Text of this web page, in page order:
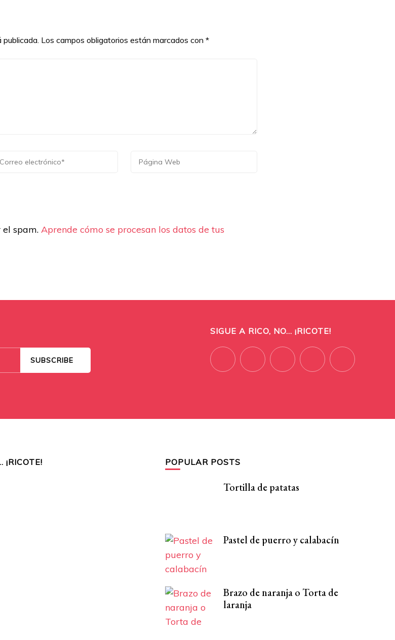
publicada. Los campos obligatorios están marcados con *
spam. Aprende cómo se procesan los datos de tus
SIGUE A RICO, NO... ¡RICOTE!
¡RICOTE! POPULAR POSTS
Tortilla de patatas
Pastel de puerro y calabacín
Brazo de naranja o Torta de
laranja